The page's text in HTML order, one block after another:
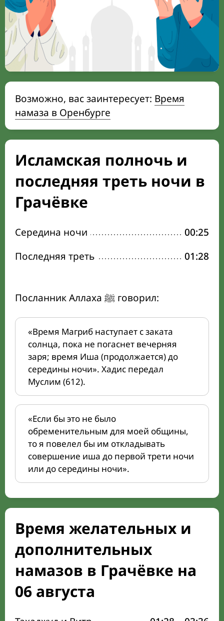
Возможно, вас заинтересует: Время
намаза в Оренбурге
Исламская полночь и
последняя треть ночи в
Грачёвке
Середина ночи
00:25
Последняя треть
01:28
Посланник Аллаха ﷺ говорил:
«Время Магриб наступает с заката
солнца, пока не погаснет вечерняя
заря; время Иша (продолжается) до
середины ночи». Хадис передал
Муслим (612).
«Если бы это не было
обременительным для моей общины,
то я повелел бы им откладывать
совершение иша до первой трети ночи
или до середины ночи».
Время желательных и
дополнительных
намазов в Грачёвке на
06 августа